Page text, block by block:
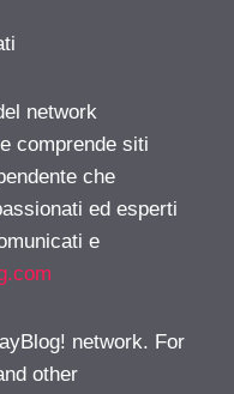
network
comprende siti
che
ed esperti
e
network. For
other